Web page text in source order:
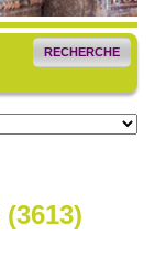
RECHERCHE